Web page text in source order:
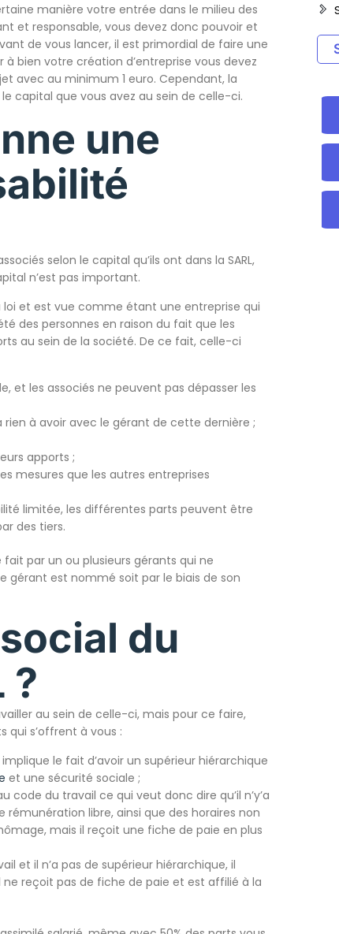
manière votre entrée dans le milieu des
et responsable, vous devez donc pouvoir et
de vous lancer, il est primordial de faire une
bien votre création d’entreprise vous devez
avec au minimum 1 euro. Cependant, la
capital que vous avez au sein de celle-ci.
une
selon le capital qu’ils ont dans la SARL,
n’est pas important.
loi et est vue comme étant une entreprise qui
des personnes en raison du fait que les
au sein de la société. De ce fait, celle-ci
et les associés ne peuvent pas dépasser les
à avoir avec le gérant de cette dernière ;
apports ;
mesures que les autres entreprises
limitée, les différentes parts peuvent être
des tiers.
fait par un ou plusieurs gérants qui ne
gérant est nommé soit par le biais de son
du
?
au sein de celle-ci, mais pour ce faire,
qui s’offrent à vous :
le fait d’avoir un supérieur hiérarchique
et une sécurité sociale ;
du travail ce qui veut donc dire qu’il n’y’a
rémunération libre, ainsi que des horaires non
mais il reçoit une fiche de paie en plus
et il n’a pas de supérieur hiérarchique, il
ne reçoit pas de fiche de paie et est affilié à la